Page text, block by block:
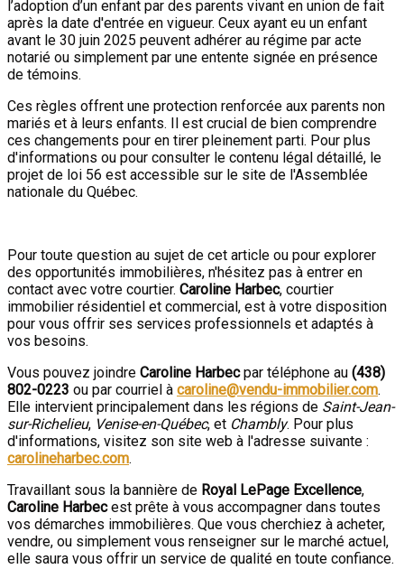
l’adoption d’un enfant par des parents vivant en union de fait
après la date d'entrée en vigueur. Ceux ayant eu un enfant
avant le 30 juin 2025 peuvent adhérer au régime par acte
notarié ou simplement par une entente signée en présence
de témoins.
Ces règles offrent une protection renforcée aux parents non
mariés et à leurs enfants. Il est crucial de bien comprendre
ces changements pour en tirer pleinement parti. Pour plus
d'informations ou pour consulter le contenu légal détaillé, le
projet de loi 56 est accessible sur le site de l'Assemblée
nationale du Québec.
Pour toute question au sujet de cet article ou pour explorer
des opportunités immobilières, n'hésitez pas à entrer en
contact avec votre courtier. Caroline Harbec, courtier
immobilier résidentiel et commercial, est à votre disposition
pour vous offrir ses services professionnels et adaptés à
vos besoins.
Vous pouvez joindre Caroline Harbecpar téléphone au (438)
802-0223 ou par courriel à caroline@vendu-immobilier.com.
Elle intervient principalement dans les régions de Saint-Jean-
sur-Richelieu, Venise-en-Québec, et Chambly. Pour plus
d'informations, visitez son site web à l'adresse suivante :
carolineharbec.com.
Travaillant sous la bannière de Royal LePage Excellence,
Caroline Harbecest prête à vous accompagner dans toutes
vos démarches immobilières. Que vous cherchiez à acheter,
vendre, ou simplement vous renseigner sur le marché actuel,
elle saura vous offrir un service de qualité en toute confiance.